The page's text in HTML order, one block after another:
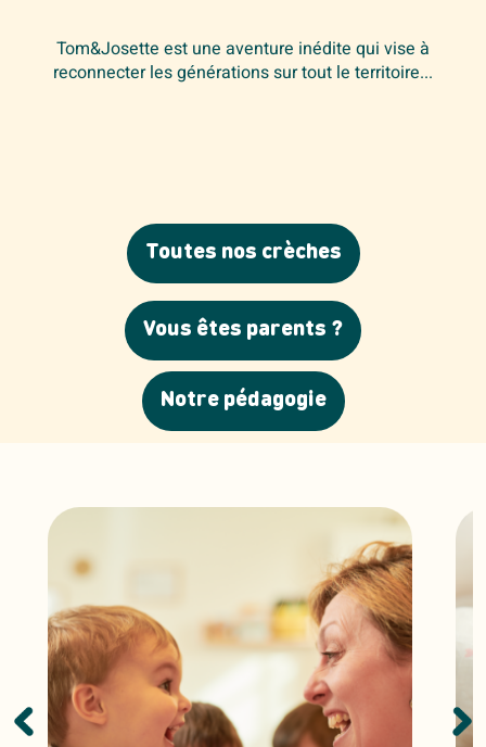
Tom&Josette est une aventure inédite qui vise à
reconnecter les générations sur tout le territoire...
Toutes nos crèches
Vous êtes parents ?
Notre pédagogie